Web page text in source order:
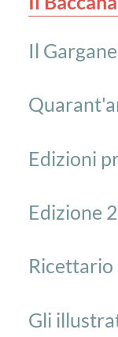
Il
Edizioni
Edizione
Ricettario
Gli